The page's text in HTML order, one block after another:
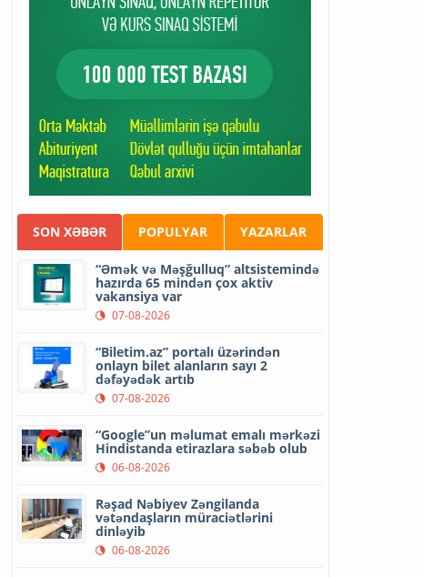
SON XƏBƏR POPULYAR YAZARLAR
“Əmək və Məşğulluq” altsistemində
hazırda 65 mindən çox aktiv
vakansiya var
07-08-2026
“Biletim.az” portalı üzərindən
onlayn bilet alanların sayı 2
dəfəyədək artıb
07-08-2026
“Google”un məlumat emalı mərkəzi
Hindistanda etirazlara səbəb olub
06-08-2026
Rəşad Nəbiyev Zəngilanda
vətəndaşların müraciətlərini
dinləyib
06-08-2026